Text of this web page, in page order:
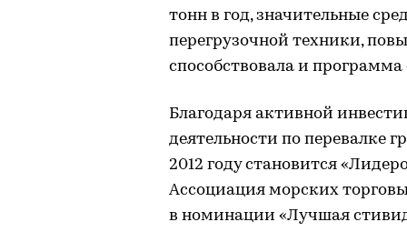
тонн в год, значительные
перегрузочной техники,
способствовала и
Благодаря активной
деятельности по перевалке
2012 году становится
Ассоциация морских
в номинации «Лучшая